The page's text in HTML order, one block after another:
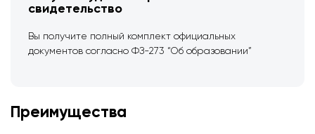
свидетельство
Вы получите полный комплект официальных
документов согласно ФЗ-273 “Об образовании”
Преимущества